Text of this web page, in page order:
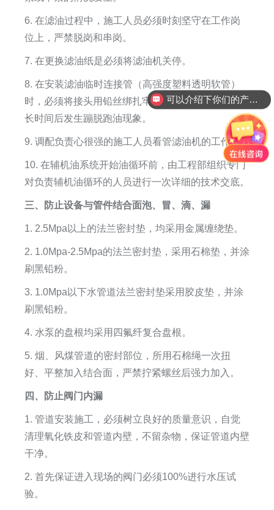
6. 在滤油过程中，施工人员必须时刻坚守在工作岗
位上，严禁脱岗和串岗。
7. 在更换滤油纸是必须将滤油机关停。
8. 在安装滤油临时连接管（高强度塑料透明软管）
时，必须将接头用铅丝绑扎牢固，防止在滤油机运行
长时间后发生蹦脱跑油现象。
9. 调配负责心很强的施工人员看管滤油机的工作。
10. 在辅机油系统开始油循环前，由工程部组织专门
对负责辅机油循环的人员进行一次详细的技术交底。
三、防止设备与管件结合面泡、冒、滴、漏
1. 2.5Mpa以上的法兰密封垫，均采用金属缠绕垫。
2. 1.0Mpa-2.5Mpa的法兰密封垫，采用石棉垫，并涂
刷黑铅粉。
3. 1.0Mpa以下水管道法兰密封垫采用胶皮垫，并涂
刷黑铅粉。
4. 水泵的盘根均采用四氟纤复合盘根。
5. 烟、风煤管道的密封部位，所用石棉绳一次扭
好、平整加入结合面，严禁拧紧螺丝后强力加入。
四、防止阀门内漏
1. 管道安装施工，必须树立良好的质量意识，自觉
清理氧化铁皮和管道内壁，不留杂物，保证管道内壁
干净。
2. 首先保证进入现场的阀门必须100%进行水压试
验。
可以介绍下你们的产品么